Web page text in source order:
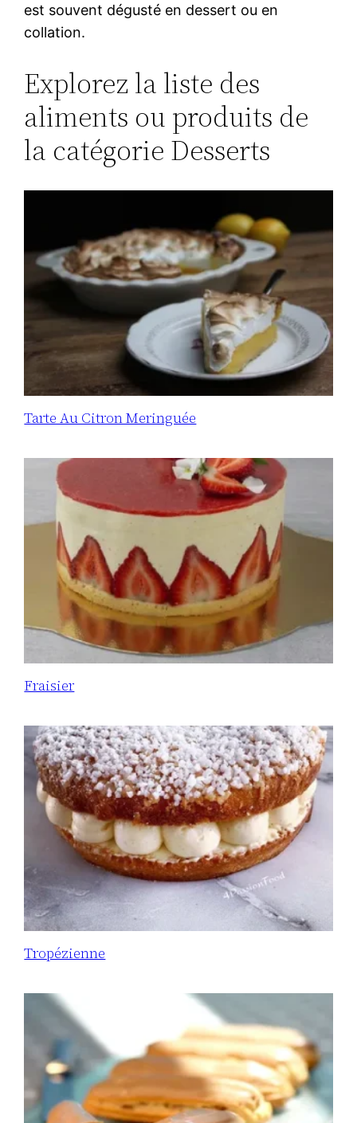
est souvent dégusté en dessert ou en
collation.
Explorez la liste des
aliments ou produits de
la catégorie Desserts
Tarte Au Citron Meringuée
Fraisier
Tropézienne